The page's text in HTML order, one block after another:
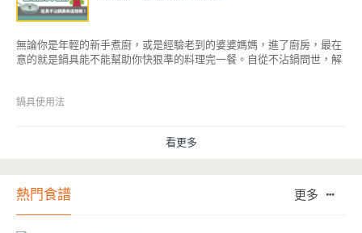
無論你是年輕的新手煮廚，或是經驗老到的婆婆媽媽，進了廚房，最在
意的就是鍋具能不能幫助你快狠準的料理完一餐。自從不沾鍋問世，解
因此金鑽不沾系列的鍋具，更年年穩居銷售排行榜的前幾名。然而如何
鍋具使用法
看更多
熱門食譜 更多